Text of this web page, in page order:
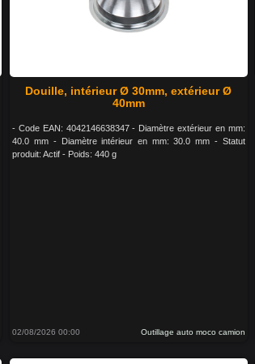
Douille, intérieur Ø 30mm, extérieur Ø
40mm
- Code EAN: 4042146638347 - Diamètre extérieur en mm:
40.0 mm - Diamètre intérieur en mm: 30.0 mm - Statut
produit: Actif - Poids: 440 g
02/08/2026 00:00 Outillage auto moco camion